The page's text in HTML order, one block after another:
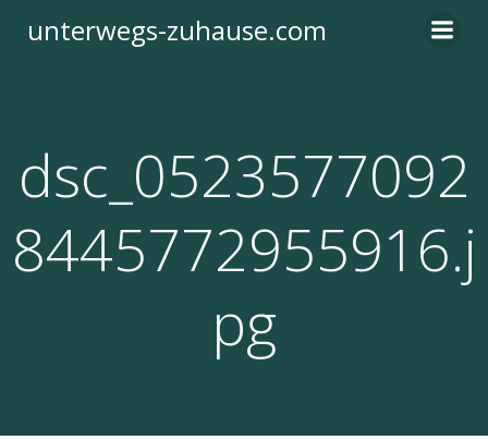
Inhalt
unterwegs-zuhause.com
dsc_0523577092
8445772955916.j
pg